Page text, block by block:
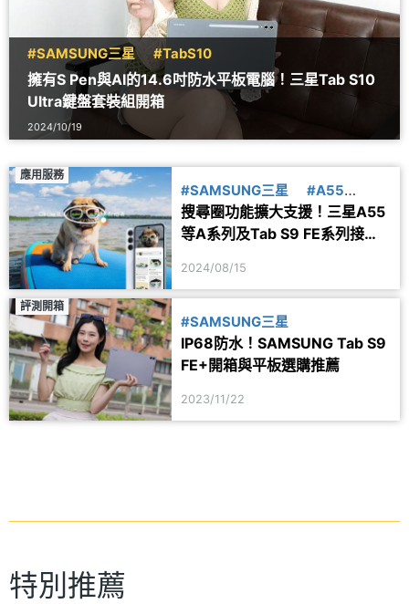
#SAMSUNG三星 #TabS10
擁有S Pen與AI的14.6吋防水平板電腦！三星Tab S10
Ultra鍵盤套裝組開箱
2024/10/19
應用服務
#SAMSUNG三星
#A55
#A54
#A35 #A34
搜尋圈功能擴大支援！三星A55
等A系列及Tab S9 FE系列接下
2024/08/15
評測開箱
#SAMSUNG三星
IP68防水！SAMSUNG Tab S9
FE+開箱與平板選購推薦
2023/11/22
特別推薦